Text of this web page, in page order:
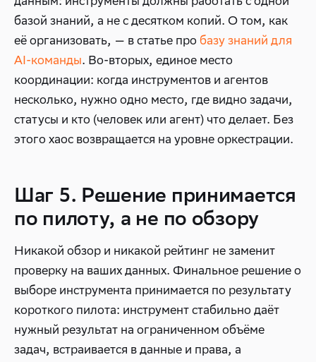
базой знаний, а не с десятком копий. О том, как
её организовать, — в статье про базу знаний для
AI-команды. Во-вторых, единое место
координации: когда инструментов и агентов
несколько, нужно одно место, где видно задачи,
статусы и кто (человек или агент) что делает. Без
этого хаос возвращается на уровне оркестрации.
Шаг 5. Решение принимается
по пилоту, а не по обзору
Никакой обзор и никакой рейтинг не заменит
проверку на ваших данных. Финальное решение о
выборе инструмента принимается по результату
короткого пилота: инструмент стабильно даёт
нужный результат на ограниченном объёме
задач, встраивается в данные и права, а